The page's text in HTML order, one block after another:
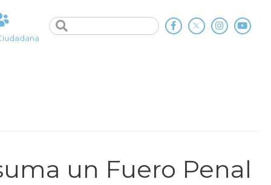
un Fuero Penal